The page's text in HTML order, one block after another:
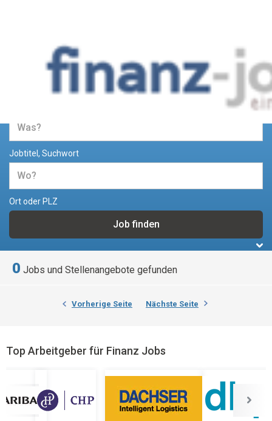
Jobs und Stellenangebote im
Bereich Finanzen
Jobtitel, Suchwort
Ort oder PLZ
0 Jobs und Stellenangebote gefunden
Vorherige Seite Nächste Seite
Top Arbeitgeber für Finanz Jobs